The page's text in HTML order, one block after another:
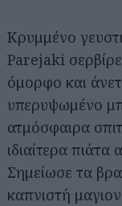
Κρυμμένο
Parejaki
όμορφο και
υπερυψωμένο
ατμόσφαιρα
ιδιαίτερα
Σημείωσε τα
καπνιστή